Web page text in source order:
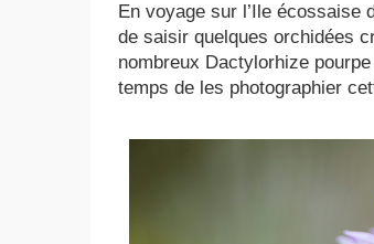
En voyage sur l’Ile écossaise
de saisir quelques orchidées
nombreux Dactylorhize
temps de les photographier